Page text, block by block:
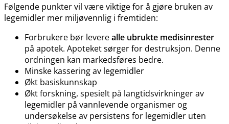
Følgende punkter vil være viktige for å gjøre bruken av
legemidler mer miljøvennlig i fremtiden:
Forbrukere bør leverealle ubrukte medisinrester
på apotek. Apoteket sørger for destruksjon. Denne
ordningen kan markedsføres bedre.
Minske kassering av legemidler
Økt basiskunnskap
Økt forskning, spesielt på langtidsvirkninger av
legemidler på vannlevende organismer og
undersøkelse av persistens for legemidler uten